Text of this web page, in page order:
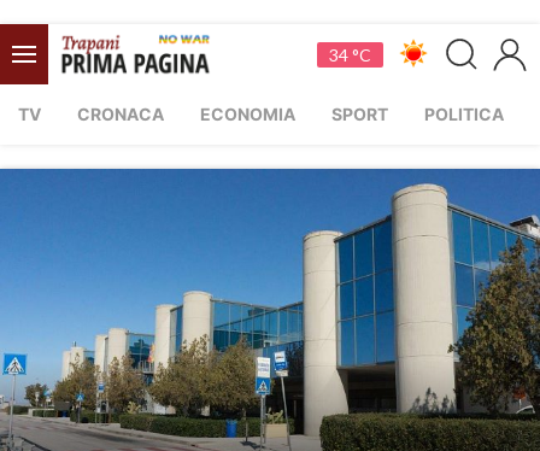
34 °C
TV CRONACA ECONOMIA SPORT POLITICA